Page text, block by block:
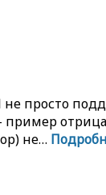
просто
не…